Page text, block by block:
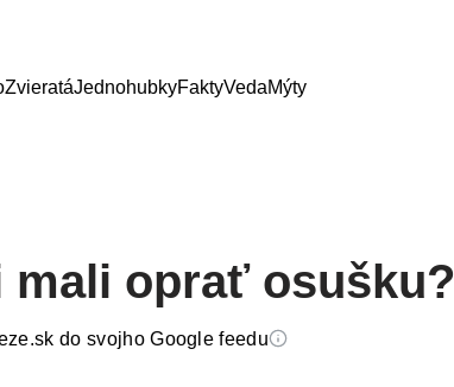
ZvieratáJednohubkyFaktyVedaMýty
mali oprať osušku?
do svojho Google feedu